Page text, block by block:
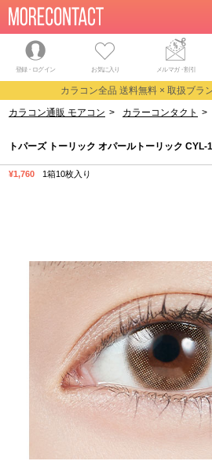
登録・ログイン お気に入り メルマガ・割引
カラコン全品 送料無料 × 取扱ブラ
カラコン通販 モアコン > カラーコンタクト >
トパーズ トーリック オパールトーリック CYL-
¥1,760 1箱10枚入り